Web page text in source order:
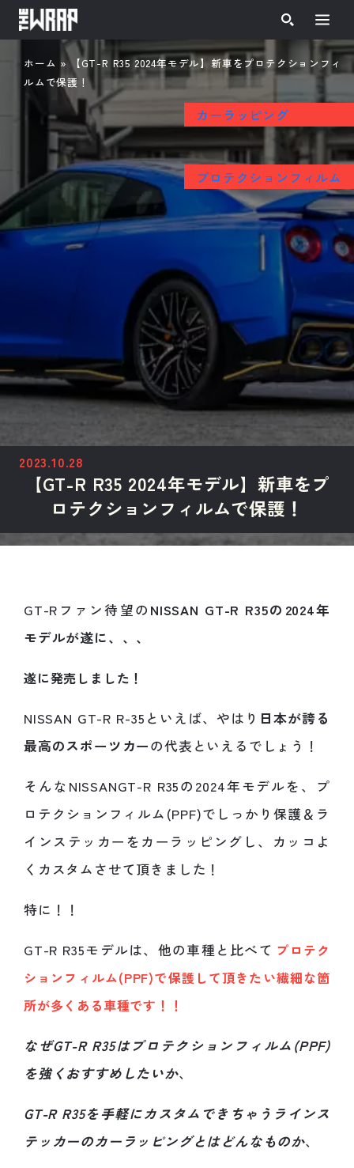
ホーム »【GT-R R35 2024年モデル】新車をプロテクションフィ
ルムで保護！
カーラッピング
プロテクションフィルム
2023.10.28
【GT-R R35 2024年モデル】新車をプ
ロテクションフィルムで保護！
GT-Rファン待望の NISSAN GT-R R35の2024年
モデルが遂に、、、
遂に発売しました！
NISSAN GT-R R-35といえば、やはり 日本が誇る
最高のスポーツカーの代表といえるでしょう！
そんなNISSANGT-R R35の2024年モデルを、プ
ロテクションフィルム(PPF)でしっかり保護＆ラ
インステッカーをカーラッピングし、カッコよ
くカスタムさせて頂きました！
特に！！
GT-R R35モデルは、他の車種と比べて プロテク
ションフィルム(PPF)で保護して頂きたい繊細な箇
所が多くある車種です！！
なぜGT-R R35はプロテクションフィルム(PPF)
を強くおすすめしたいか、
GT-R R35を手軽にカスタムできちゃうラインス
テッカーのカーラッピングとはどんなものか、